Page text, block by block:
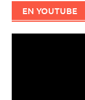
EN YOUTUBE